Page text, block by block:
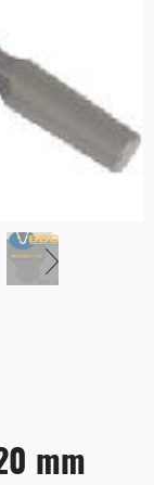
mm